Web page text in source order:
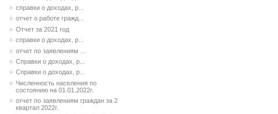
справки о доходах, р...
отчет о работе гражд...
Отчет за 2021 год
справки о доходах, р...
отчет по заявлениям ...
Справки о доходах, р...
Справки о доходах, р...
Численность населения по
состоянию на 01.01.2022г.
отчет по заявлениям граждан за 2
квартал 2022г.